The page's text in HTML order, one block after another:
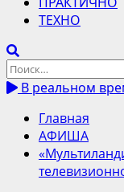
ТЕХНО
Найти:
В реальном
Главная
АФИША